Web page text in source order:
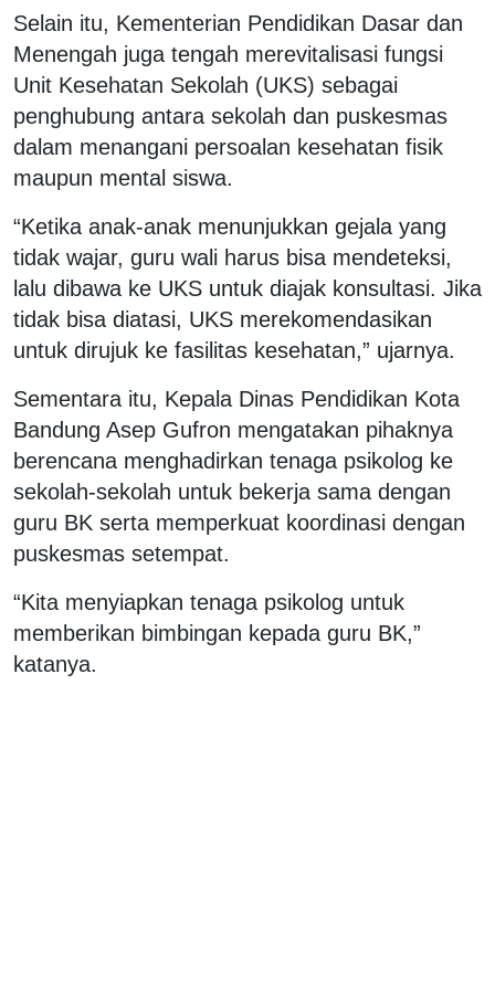
Selain itu, Kementerian Pendidikan Dasar dan
Menengah juga tengah merevitalisasi fungsi
Unit Kesehatan Sekolah (UKS) sebagai
penghubung antara sekolah dan puskesmas
dalam menangani persoalan kesehatan fisik
maupun mental siswa.
“Ketika anak-anak menunjukkan gejala yang
tidak wajar, guru wali harus bisa mendeteksi,
lalu dibawa ke UKS untuk diajak konsultasi. Jika
tidak bisa diatasi, UKS merekomendasikan
untuk dirujuk ke fasilitas kesehatan,” ujarnya.
Sementara itu, Kepala Dinas Pendidikan Kota
Bandung Asep Gufron mengatakan pihaknya
berencana menghadirkan tenaga psikolog ke
sekolah-sekolah untuk bekerja sama dengan
guru BK serta memperkuat koordinasi dengan
puskesmas setempat.
“Kita menyiapkan tenaga psikolog untuk
memberikan bimbingan kepada guru BK,”
katanya.